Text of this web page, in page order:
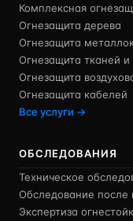
Комплексная
Огнезащита дерева
Огнезащита
Огнезащита тканей и
Огнезащита
Огнезащита кабелей
Все услуги →
ОБСЛЕДОВАНИЯ
Техническое
Обследование после
Экспертиза